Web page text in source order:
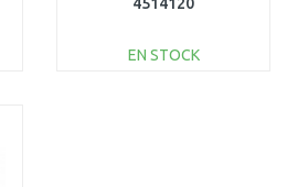
EN STOCK